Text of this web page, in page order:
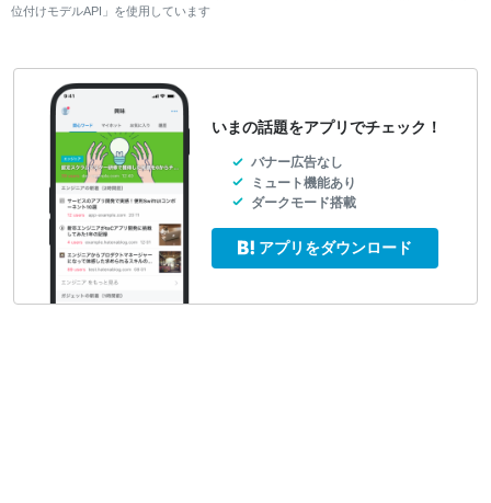
位付けモデルAPI」を使用しています
いまの話題をアプリでチェック！
バナー広告なし
ミュート機能あり
ダークモード搭載
アプリをダウンロード